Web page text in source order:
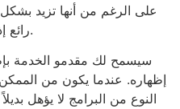
على الرغم من أنها تزيد
رائع إذا كانت كل ما يمكنك كسبه ناجحًا.
سيسمح لك مقدمو الخدمة
إظهاره. عندما يكون من
النوع من البرامج لا يؤهل